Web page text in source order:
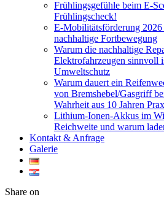
Frühlingsgefühle beim E-
Frühlingscheck!
E-Mobilitätsförderung
nachhaltige Fortbewegung
Warum die nachhaltige
Elektrofahrzeugen sinnvoll
Umweltschutz
Warum dauert ein
von Bremshebel/Gasgriff
Wahrheit aus 10 Jahren
Lithium-Ionen-Akkus im
Reichweite und warum
Kontakt & Anfrage
Galerie
Share on